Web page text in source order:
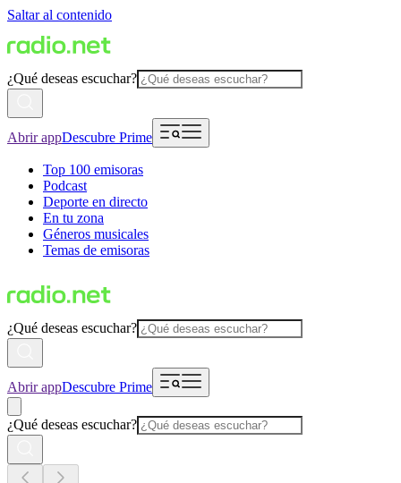
Saltar al contenido
¿Qué deseas escuchar?
Abrir appDescubre Prime
Top 100 emisoras
Podcast
Deporte en directo
En tu zona
Géneros musicales
Temas de emisoras
¿Qué deseas escuchar?
Abrir appDescubre Prime
¿Qué deseas escuchar?